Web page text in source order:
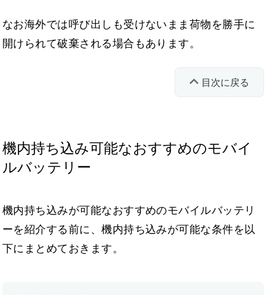
なお海外では呼び出しも受けないまま荷物を勝手に
開けられて破棄される場合もあります。
目次に戻る
機内持ち込み可能なおすすめのモバイ
ルバッテリー
機内持ち込みが可能なおすすめのモバイルバッテリ
ーを紹介する前に、機内持ち込みが可能な条件を以
下にまとめておきます。